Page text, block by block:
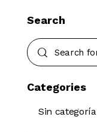
Search
Categories
Sin categoría